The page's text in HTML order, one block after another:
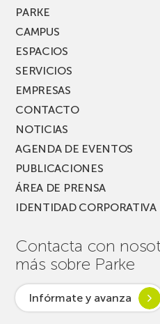
MUSIK
PARKE
CAMPUS
ESPACIOS
SERVICIOS
EMPRESAS
CONTACTO
NOTICIAS
AGENDA DE EVENTOS
PUBLICACIONES
ÁREA DE PRENSA
IDENTIDAD CORPORATIVA
Contacta con
más sobre Parke
Infórmate y avanza